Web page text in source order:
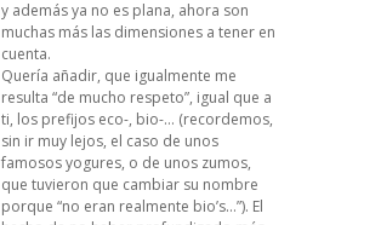
y además ya no es plana, ahora son
muchas más las dimensiones a tener en
cuenta.
Quería añadir, que igualmente me
resulta “de mucho respeto”, igual que a
ti, los prefijos eco-, bio-… (recordemos,
sin ir muy lejos, el caso de unos
famosos yogures, o de unos zumos,
que tuvieron que cambiar su nombre
porque “no eran realmente bio’s…”). El